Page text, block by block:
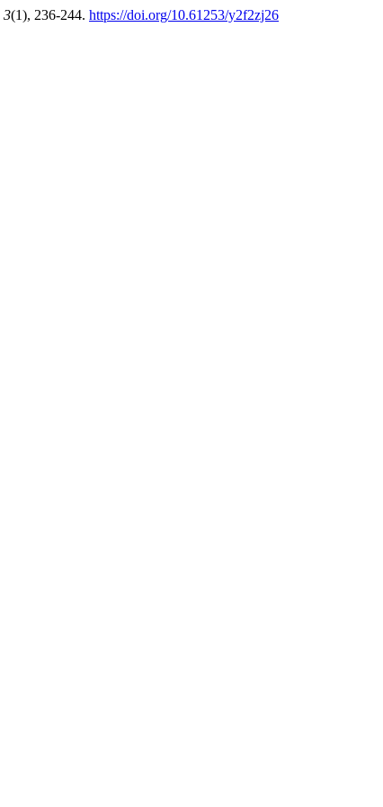
3(1), 236-244. https://doi.org/10.61253/y2f2zj26